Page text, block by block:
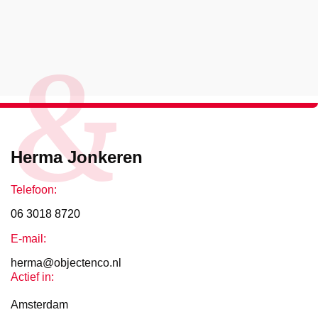
&
Herma Jonkeren
Telefoon:
06 3018 8720
E-mail:
herma@objectenco.nl
Actief in:
Amsterdam